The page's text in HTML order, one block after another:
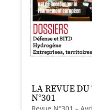
LA REVUE DU
N°301